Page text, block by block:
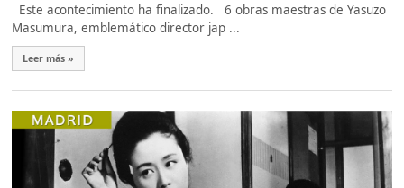
Este acontecimiento ha finalizado. 6 obras maestras de Yasuzo
Masumura, emblemático director jap ...
Leer más »